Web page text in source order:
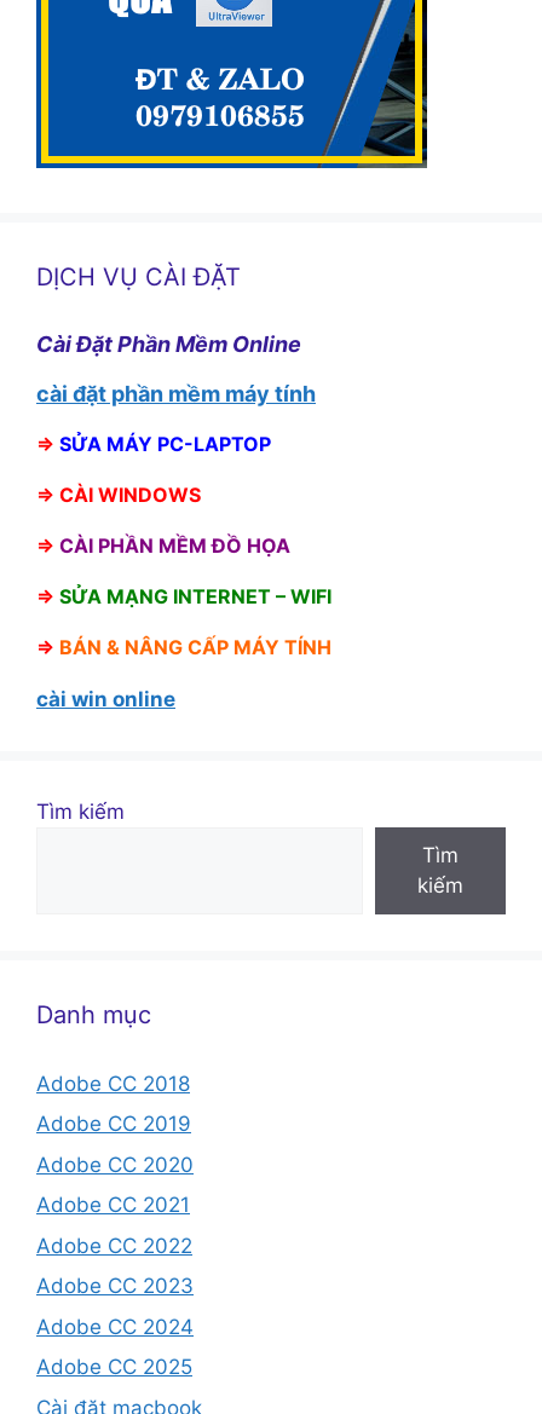
DỊCH VỤ CÀI ĐẶT
Cài Đặt Phần Mềm Online
cài đặt phần mềm máy tính
⇒ SỬA MÁY PC-LAPTOP
⇒ CÀI WINDOWS
⇒ CÀI PHẦN MỀM ĐỒ HỌA
⇒ SỬA MẠNG INTERNET – WIFI
⇒ BÁN & NÂNG CẤP MÁY TÍNH
cài win online
Tìm kiếm
Tìm
kiếm
Danh mục
Adobe CC 2018
Adobe CC 2019
Adobe CC 2020
Adobe CC 2021
Adobe CC 2022
Adobe CC 2023
Adobe CC 2024
Adobe CC 2025
Cài đặt macbook